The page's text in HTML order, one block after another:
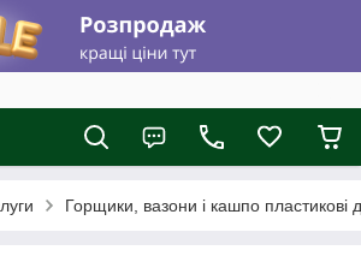
Горщики, вазони і кашпо пластикові